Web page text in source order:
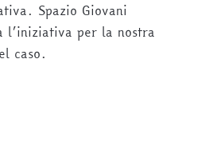
Spazio Giovani
l’iniziativa per la nostra
caso.